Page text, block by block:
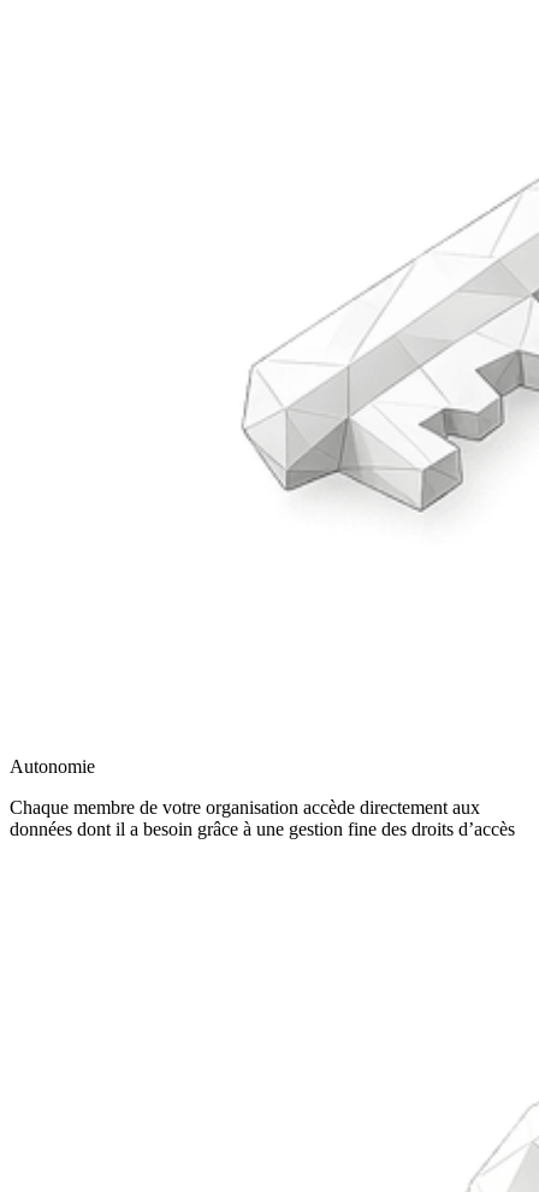
Autonomie
Chaque membre de votre organisation accède directement aux
données dont il a besoin grâce à une gestion fine des droits d’accès